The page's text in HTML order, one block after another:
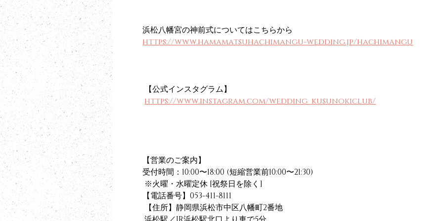
浜松八幡宮の神前式についてはこちらから
https://www.hamamatsuhachimangu-wedding.jp/hachimangu
【公式インスタグラム】
https://www.instagram.com/wedding_kusunokiclub/
【営業のご案内】
受付時間：10:00〜18:00 (短縮営業前10:00〜21:30)
※火曜・水曜定休 [祝祭日を除く]
【電話番号】053-411-8111
【住所】静岡県浜松市中区八幡町2番地